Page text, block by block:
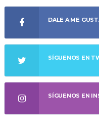
DALE A ME
SÍGUENOS EN
SÍGUENOS EN